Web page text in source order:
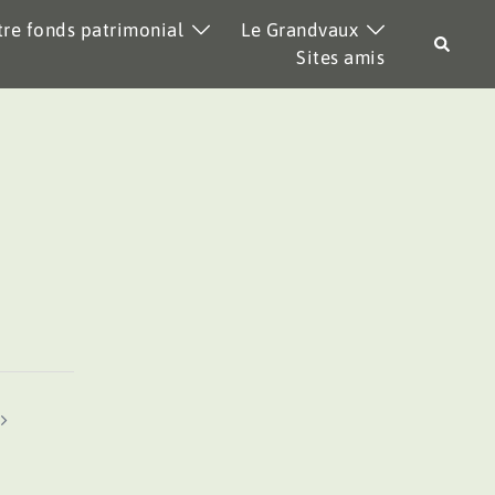
fonds patrimonial
Le Grandvaux
Sites amis